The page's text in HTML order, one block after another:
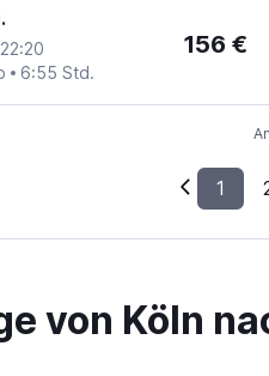
22:20
6:55 Std.
156 €
1
von Köln